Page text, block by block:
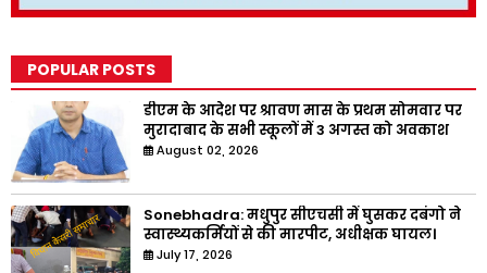
POPULAR POSTS
डीएम के आदेश पर श्रावण मास के प्रथम सोमवार पर
मुरादाबाद के सभी स्कूलों में 3 अगस्त को अवकाश
August 02, 2026
Sonebhadra: मधुपुर सीएचसी में घुसकर दबंगो ने
स्वास्थ्यकर्मियों से की मारपीट, अधीक्षक घायल।
July 17, 2026